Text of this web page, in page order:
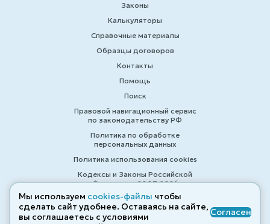
Законы
Калькуляторы
Справочные материалы
Образцы договоров
Контакты
Помощь
Поиск
Правовой навигационный сервис
по законодательству РФ
Политика по обработке
персональных данных
Политика использования cookies
Кодексы и Законы Российской
Федерации 2007-2026
© ZAKONRF.INFO
Мы используем cookies-файлы чтобы
сделать сайт удобнее. Оставаясь на сайте,
вы соглашаетесь с условиями
Согласен